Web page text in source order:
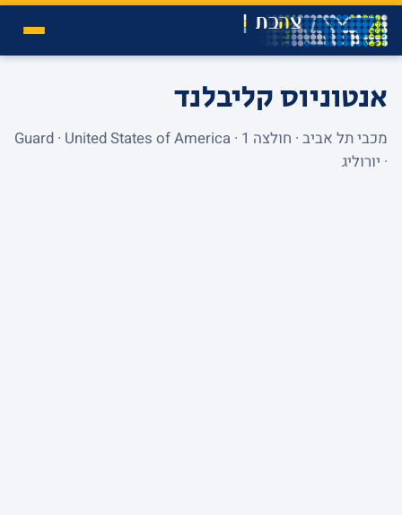
אנטוניוס קליבלנד
מכבי תל אביב · חולצה 1 · Guard · United States of America
· יורוליג